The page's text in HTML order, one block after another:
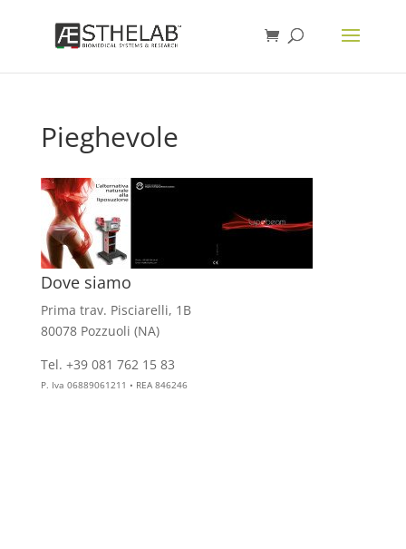
Pieghevole
Dove siamo
Prima trav. Pisciarelli, 1B
80078 Pozzuoli (NA)
Tel. +39 081 762 15 83
P. Iva 06889061211 • REA 846246